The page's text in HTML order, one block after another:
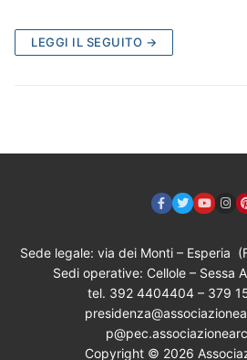
LEGGI IL SEGUITO →
Sede legale: via dei Monti – Esperia
Sedi operative: Cellole – Sessa
tel. 392 4404404 – 379
Copyright © 2026